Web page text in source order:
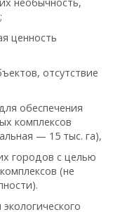
ценность
отсутствие
обеспечения
комплексов
— 15 тыс. га),
городов с целью
(не